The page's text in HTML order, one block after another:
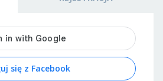
się z Facebook